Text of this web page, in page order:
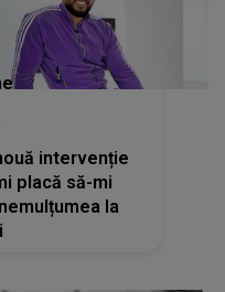
intervenție
placă să-mi
la